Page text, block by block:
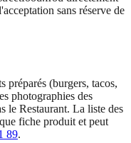
sans réserve de
préparés (burgers, tacos,
photographies des
le Restaurant. La liste des
fiche produit et peut
89.